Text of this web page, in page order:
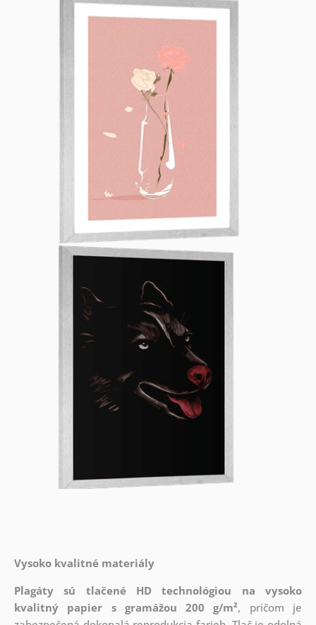
Vysoko kvalitné materiály
Plagáty sú tlačené HD technológiou na vysoko
kvalitný papier s gramážou 200 g/m², pričom je